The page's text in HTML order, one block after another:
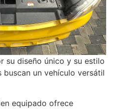
su diseño único y su estilo
buscan un vehículo versátil
equipado ofrece